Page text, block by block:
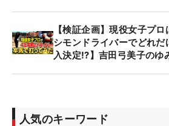
【検証企画】現役女子プ
シモンドライバーでどれ
入決定⁉】吉田弓美子のゆ
人気のキーワード